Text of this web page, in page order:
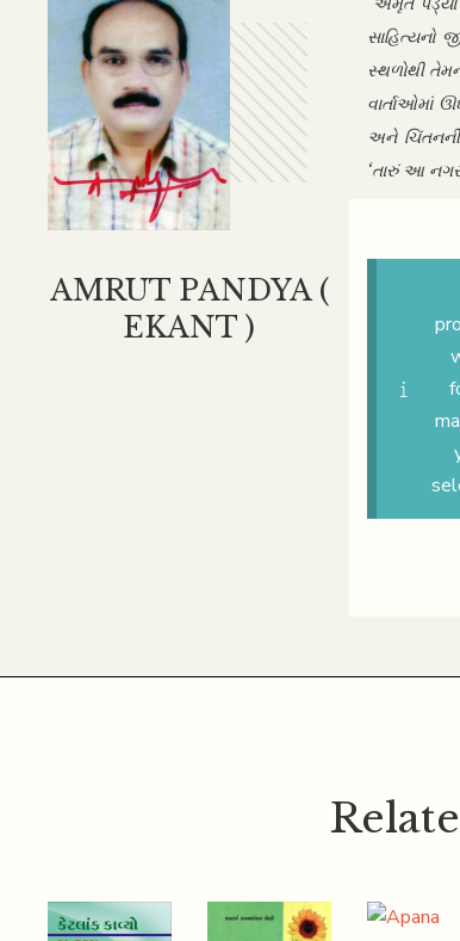
AMRUT PANDYA (
EKANT )
સાહિત્યનો
સ્થળોથી
વાર્તાઓમાં
અને
‘તારું આ